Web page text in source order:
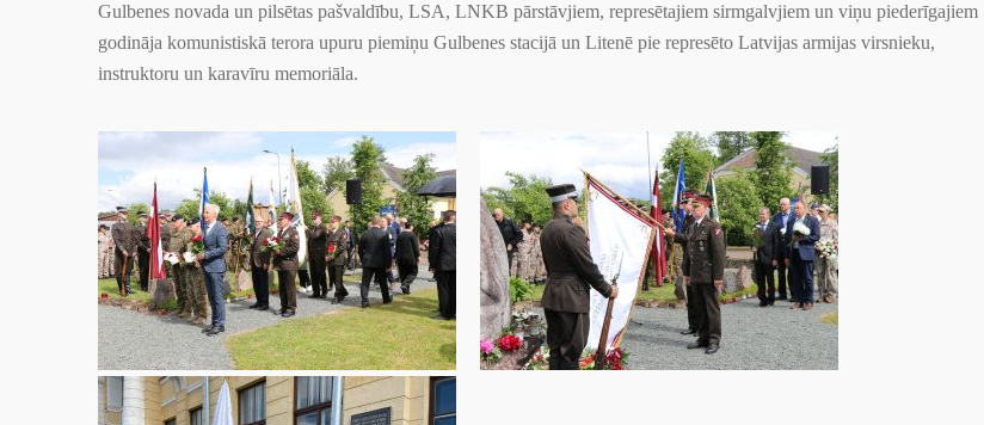
Gulbenes novada un pilsētas pašvaldību, LSA, LNKB pārstāvjiem, represētajiem sirmgalvjiem un viņu piederīgajiem
godināja komunistiskā terora upuru piemiņu Gulbenes stacijā un Litenē pie represēto Latvijas armijas virsnieku,
instruktoru un karavīru memoriāla.